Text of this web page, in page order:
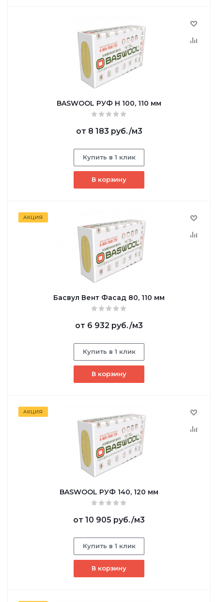
BASWOOL РУФ Н 100, 110 мм
от 8 183 руб./м3
Купить в 1 клик
В корзину
АКЦИЯ
Басвул Вент Фасад 80, 110 мм
от 6 932 руб./м3
Купить в 1 клик
В корзину
АКЦИЯ
BASWOOL РУФ 140, 120 мм
от 10 905 руб./м3
Купить в 1 клик
В корзину